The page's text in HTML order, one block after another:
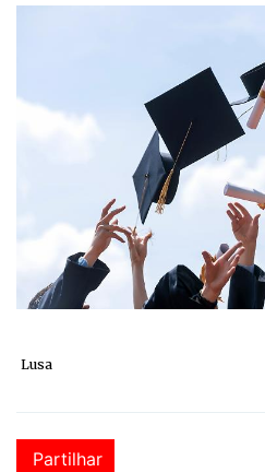
Lusa
Partilhar